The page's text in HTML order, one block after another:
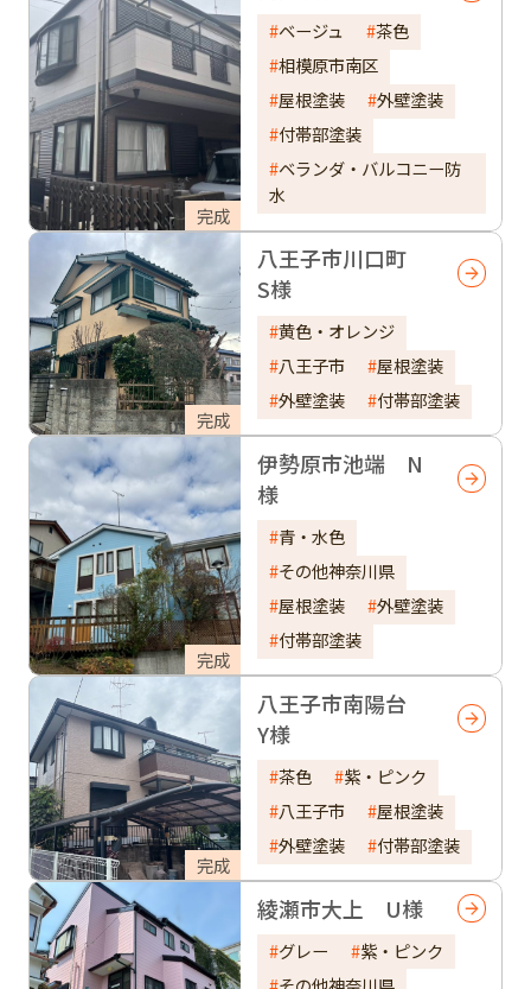
完成
ベージュ
茶色
相模原市南区
屋根塗装
外壁塗装
付帯部塗装
ベランダ・バルコニー防
水
完成
八王子市川口町
S様
黄色・オレンジ
八王子市
屋根塗装
外壁塗装
付帯部塗装
完成
伊勢原市池端 N
様
青・水色
その他神奈川県
屋根塗装
外壁塗装
付帯部塗装
完成
八王子市南陽台
Y様
茶色
紫・ピンク
八王子市
屋根塗装
外壁塗装
付帯部塗装
綾瀬市大上 U様
グレー
紫・ピンク